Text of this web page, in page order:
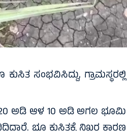
ಸಂಭವಿಸಿದ್ದು, ಗ್ರಾಮಸ್ಥರಲ್ಲಿ
20 ಅಡಿ ಆಳ 10 ಅಡಿ ಅಗಲ ಭೂಮಿ